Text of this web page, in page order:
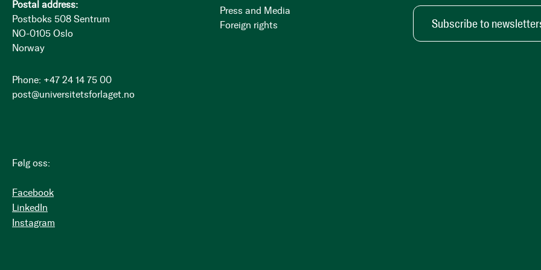
Postal address:
Postboks 508 Sentrum
NO-0105 Oslo
Norway
Phone: +47 24 14 75 00
post@universitetsforlaget.no
Følg oss:
Facebook
LinkedIn
Instagram
Press and Media
Foreign rights
Subscribe to